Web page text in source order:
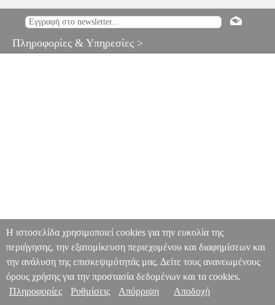
Πληροφορίες & Υπηρεσίες >
Η ιστοσελίδα χρησιμοποιεί cookies για την ευκολία της
περιήγησης, την εξατομίκευση περιεχομένου και διαφημίσεων και
την ανάλυση της επισκεψιμότητάς μας. Δείτε τους ανανεωμένους
όρους χρήσης για την προστασία δεδομένων και τα cookies.
Πληροφορίες
Ρυθμίσεις Απόρριψη Αποδοχή